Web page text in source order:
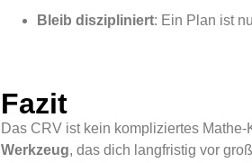
Bleib diszipliniert: Ein Plan ist
Fazit
Das CRV ist kein kompliziertes Mathe-
Werkzeug, das dich langfristig vor